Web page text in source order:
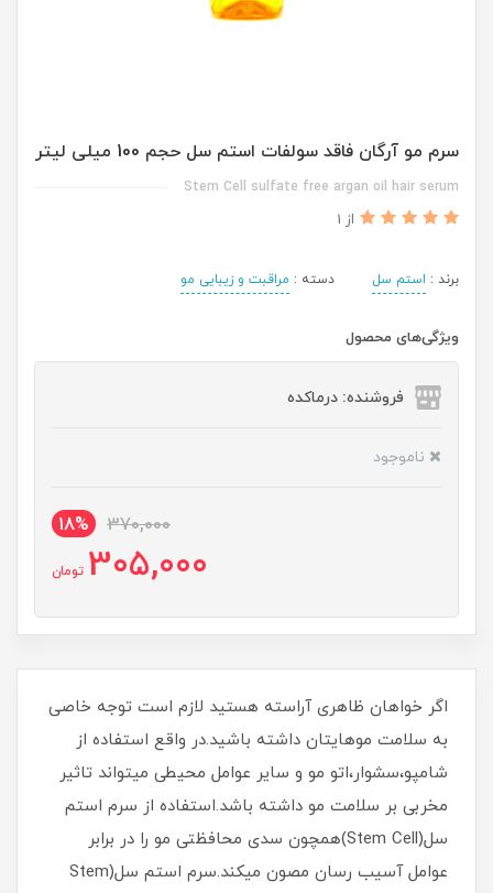
سرم مو آرگان فاقد سولفات استم سل حجم 100 میلی لیتر
Stem Cell sulfate free argan oil hair serum
از 1
برند : استم سل دسته : مراقبت و زیبایی مو
ویژگی‌های محصول
فروشنده: درماکده
ناموجود
370,000
18%
305,000 تومان
اگر خواهان ظاهری آراسته هستید لازم است توجه خاصی
به سلامت موهایتان داشته باشید.در واقع استفاده از
شامپو،سشوار،اتو مو و سایر عوامل محیطی میتواند تاثیر
مخربی بر سلامت مو داشته باشد.استفاده از سرم استم
سل(Stem Cell)همچون سدی محافظتی مو را در برابر
عوامل آسیب رسان مصون میکند.سرم استم سل(Stem